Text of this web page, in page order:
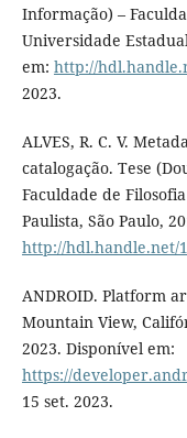
Informação) –
Universidade
em: http://
2023.
ALVES, R. C. V.
catalogação. Tese
Faculdade de
Paulista, São Paulo,
http://hdl.handle.net/
ANDROID. Platform
Mountain View,
2023. Disponível em:
https://
15 set. 2023.